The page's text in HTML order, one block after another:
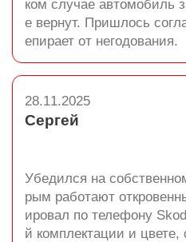
ком случае автомобиль
е вернут. Пришлось
епирает от негодования.
28.11.2025
Сергей
Убедился на
рым работают
ировал по телефону
й комплектации и цвете,